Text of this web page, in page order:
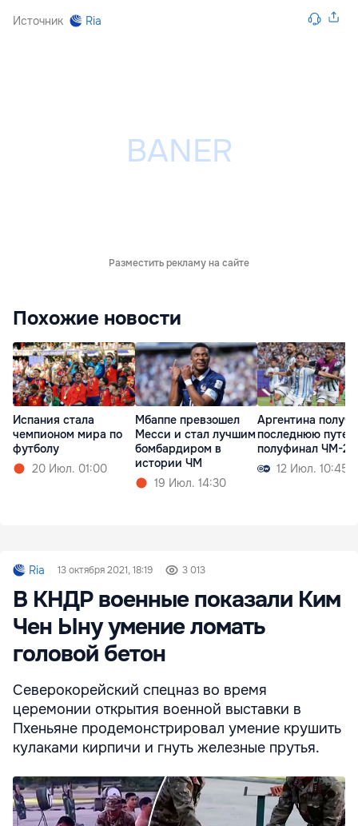
Источник Ria
Разместить рекламу на сайте
Похожие новости
Испания стала
чемпионом мира по
футболу
20 Июл. 01:00
Мбаппе превзошел
Месси и стал лучшим
бомбардиром в
истории ЧМ
19 Июл. 14:30
Аргентина
последнюю
полуфинал ЧМ-
12 Июл. 10:45
Ria 13 октября 2021, 18:19 3 013
В КНДР военные показали Ким
Чен Ыну умение ломать
головой бетон
Северокорейский спецназ во время
церемонии открытия военной выставки в
Пхеньяне продемонстрировал умение крушить
кулаками кирпичи и гнуть железные прутья.